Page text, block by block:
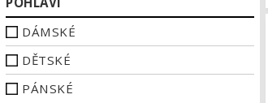
DÁMSKÉ
DĚTSKÉ
PÁNSKÉ